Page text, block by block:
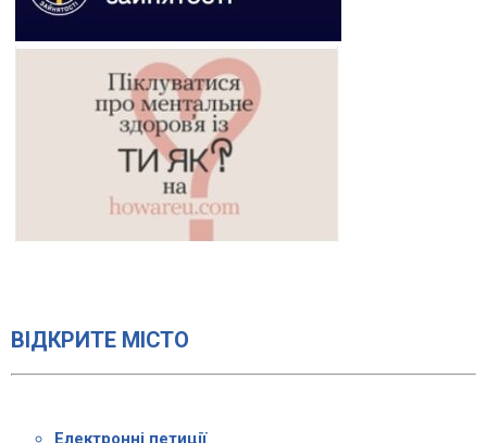
ВІДКРИТЕ МІСТО
Електронні петиції